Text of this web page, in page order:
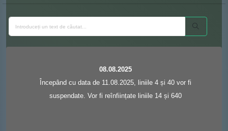
08.08.2025
Începând cu data de 11.08.2025, liniile 4 și 40 vor fi
suspendate. Vor fi reînființate liniile 14 și 640